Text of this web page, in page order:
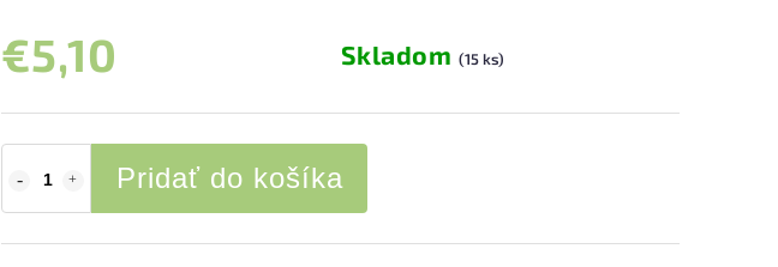
€5,10 Skladom (15 ks)
Pridať do košíka